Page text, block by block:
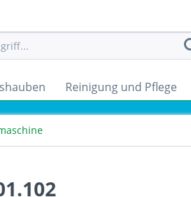
Reinigung und Pflege